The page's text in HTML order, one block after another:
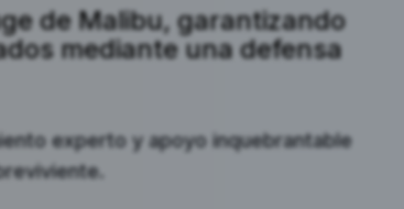
de Malibu, garantizando
mediante una defensa
experto y apoyo inquebrantable